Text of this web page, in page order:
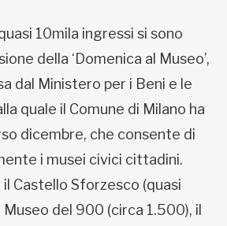
10mila ingressi si sono
della ‘Domenica al Museo’,
dal Ministero per i Beni e le
quale il Comune di Milano ha
dicembre, che consente di
i musei civici cittadini.
Castello Sforzesco (quasi
del 900 (circa 1.500), il